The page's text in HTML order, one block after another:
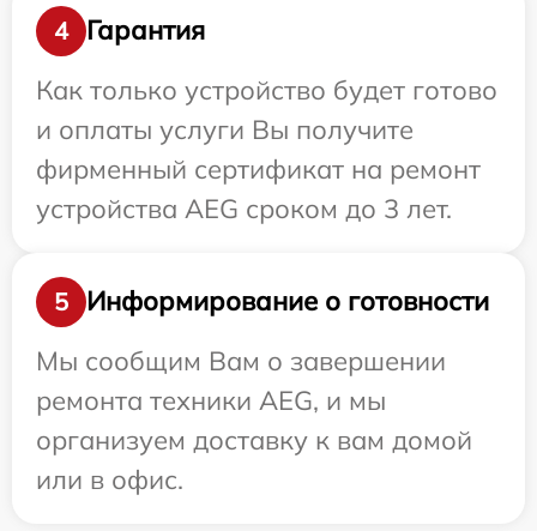
4
Гарантия
Как только устройство будет готово
и оплаты услуги Вы получите
фирменный сертификат на ремонт
устройства AEG сроком до 3 лет.
5
Информирование о готовности
Мы сообщим Вам о завершении
ремонта техники AEG, и мы
организуем доставку к вам домой
или в офис.